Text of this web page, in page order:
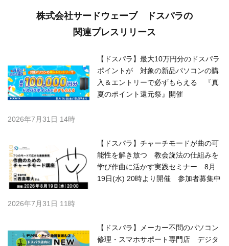
株式会社サードウェーブ ドスパラの
関連プレスリリース
【ドスパラ】最大10万円分のドスパラ
ポイントが 対象の新品パソコンの購
入＆エントリーで必ずもらえる 『真
夏のポイント還元祭』開催
2026年7月31日 14時
【ドスパラ】チャーチモードが曲の可
能性を解き放つ 教会旋法の仕組みを
学び作曲に活かす実践セミナー 8月
19日(水) 20時より開催 参加者募集中
2026年7月31日 11時
【ドスパラ】メーカー不問のパソコン
修理・スマホサポート専門店 デジタ